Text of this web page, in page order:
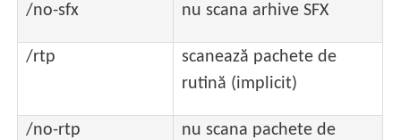
/no-sfx nu scana arhive SFX
/rtp
scanează pachete de
rutină (implicit)
/no-rtp
nu scana pachete de